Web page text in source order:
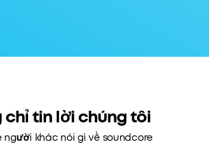
tin lời chúng tôi
người khác nói gì về soundcore